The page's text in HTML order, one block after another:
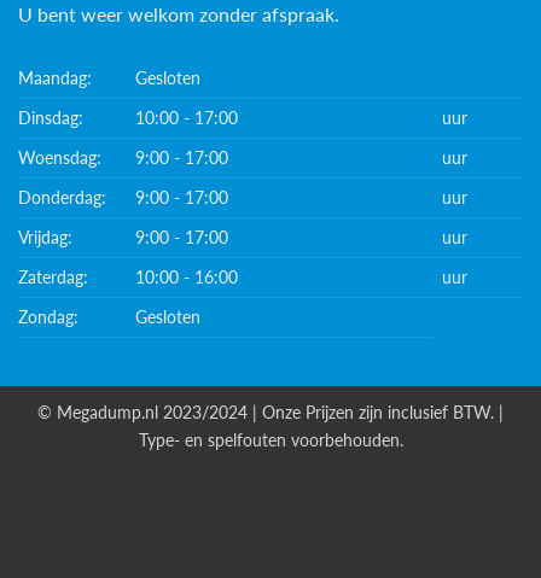
U bent weer welkom zonder afspraak.
Maandag:
Gesloten
Dinsdag:
10:00 - 17:00
uur
Woensdag:
9:00 - 17:00
uur
Donderdag:
9:00 - 17:00
uur
Vrijdag:
9:00 - 17:00
uur
Zaterdag:
10:00 - 16:00
uur
Zondag:
Gesloten
© Megadump.nl 2023/2024 | Onze Prijzen zijn inclusief BTW. |
Type- en spelfouten voorbehouden.